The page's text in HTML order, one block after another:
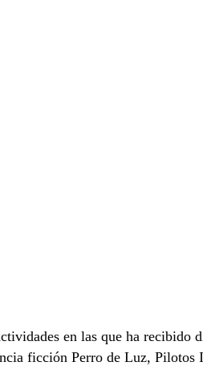
en las que ha
ficción Perro de Luz,